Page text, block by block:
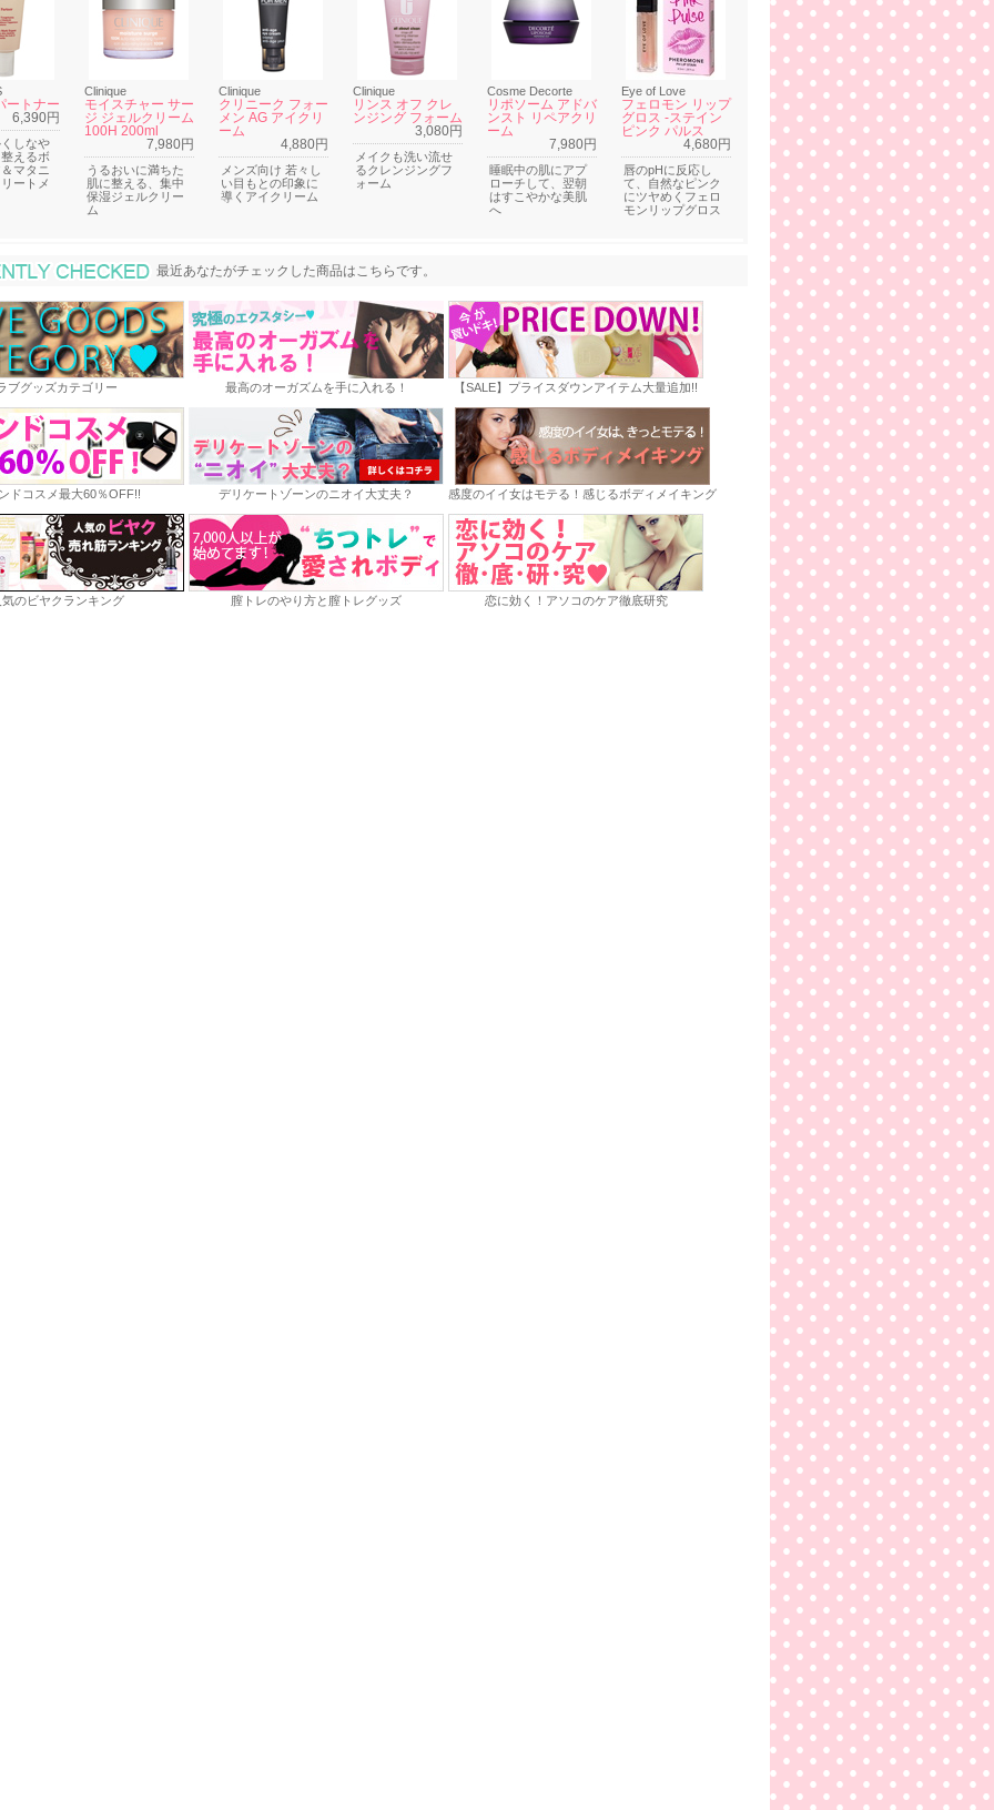
ートナー
6,390円
しなや
えるボ
マタニ
ートメ
Clinique
モイスチャー サー
ジ ジェルクリーム
100H 200ml
7,980円
うるおいに満ちた
肌に整える、集中
保湿ジェルクリー
ム
Clinique
クリニーク フォー
メン AG アイクリ
ーム
4,880円
メンズ向け 若々し
い目もとの印象に
導くアイクリーム
Clinique
リンス オフ クレ
ンジング フォーム
3,080円
メイクも洗い流せ
るクレンジングフ
ォーム
Cosme Decorte
リポソーム アドバ
ンスト リペアクリ
ーム
7,980円
睡眠中の肌にアプ
ローチして、翌朝
はすこやかな美肌
へ
Eye of Love
フェロモン リップ
グロス -ステイン
ピンク パルス
4,680円
唇のpHに反応し
て、自然なピンク
にツヤめくフェロ
モンリップグロス
最近あなたがチェックした商品
最近あなたがチェックした商品はこちらです。
ブグッズカテゴリー 最高のオーガズムを手に入れる！ 【SALE】プライスダウンアイテム大量追加!!
ドコスメ最大60％OFF!! デリケートゾーンのニオイ大丈夫？ 感度のイイ女はモテる！感じるボディメイキング
のビヤクランキング 膣トレのやり方と膣トレグッズ 恋に効く！アソコのケア徹底研究